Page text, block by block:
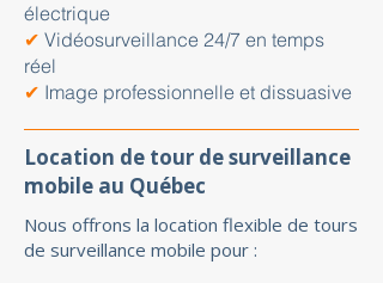
électrique
✔ Vidéosurveillance 24/7 en temps
réel
✔ Image professionnelle et dissuasive
Location de tour de surveillance
mobile au Québec
Nous offrons la location flexible de tours
de surveillance mobile pour :